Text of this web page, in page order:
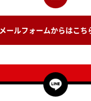
メールフォームからはこち